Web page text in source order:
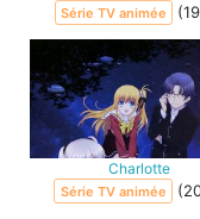
Série TV animée
Charlotte
Série TV animée